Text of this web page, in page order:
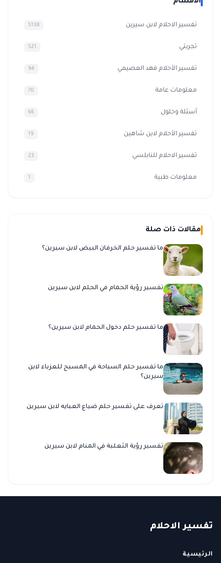
تفسير الاحلام لابن سيرين 5138
تجربتي 521
تفسير الأحلام فهد العصيمي 94
معلومات عامة 70
أسئلة وحلول 66
تفسير الأحلام لابن شاهين 19
تفسير الاحلام للنابلسي 23
معلومات طبية 1
مقالات ذات صلة
ما تفسير حلم الخرفان البيض لابن سيرين؟
تفسير رؤية الحمام في الحلم لابن سيرين
ما تفسير حلم دخول الحمام لابن سيرين؟
ما تفسير حلم السباحة في المسبح للعزباء لابن
سيرين؟
تعرف على تفسير حلم ضياع العبايه لابن سيرين
تفسير رؤية الثعلبة في المنام لابن سيرين
تفسير الاحلام
الرئيسية